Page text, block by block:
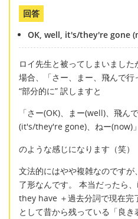
回答
OK, well, it's/they're gone
ロイ先生と被ってしまいまし
場合、「さー、まー、飛んで
“部分的に” 訳しますと
「さー(OK)、まー(well)、飛ん
(it's/they're gone)、ねー(now)」
のような感じになります（笑）
文法的にはやや複雑なのです
了形なんです。 本当だったら
they have ＋過去分詞で現在
として昔から残っている「良